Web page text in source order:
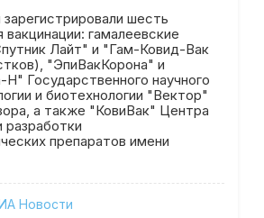
шесть
вакцинации: гамалеевские
Лайт" и "Гам-Ковид-Вак
"ЭпиВакКорона" и
Государственного научного
и биотехнологии "Вектор"
а также "КовиВак" Центра
разработки
препаратов имени
Новости